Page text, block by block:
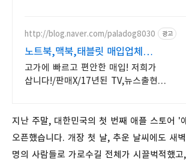
http://blog.naver.com/paladog8030 광고
노트북,맥북,태블릿 매입업체
저희가 삽니다! 매입O판매X
고가에 빠르고 편안한 매입! 저희가
삽니다!/판매X/17년된 TV,뉴스출현
매입해요/판매X
지난 주말, 대한민국의 첫 번째 애플 스토어 '
오픈했습니다. 개장 첫 날, 추운 날씨에도 새
명의 사람들로 가로수길 전체가 시끌벅적했